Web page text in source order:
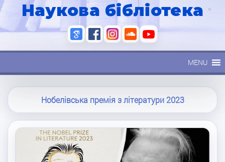
Наукова бібліотека
MENU
Нобелівська премія з літератури 2023